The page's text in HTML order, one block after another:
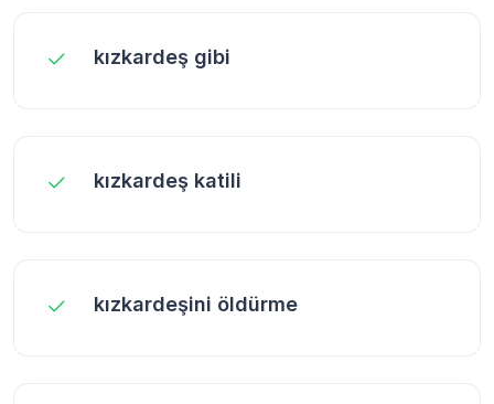
kızkardeş gibi
kızkardeş katili
kızkardeşini öldürme